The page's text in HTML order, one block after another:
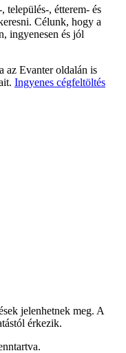
település-, étterem- és
Célunk, hogy a
ingyenesen és jól
az Evanter oldalán is
Ingyenes cégfeltöltés
jelenhetnek meg. A
érkezik.